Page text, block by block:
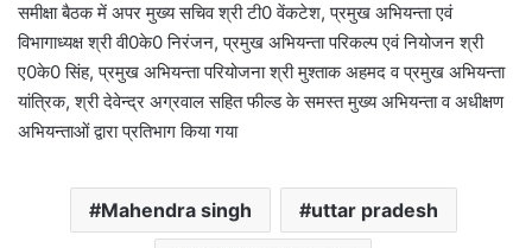
समीक्षा बैठक में अपर मुख्य सचिव श्री टी0 वेंकटेश, प्रमुख अभियन्ता एवं
विभागाध्यक्ष श्री वी0के0 निरंजन, प्रमुख अभियन्ता परिकल्प एवं नियोजन श्री
ए0के0 सिंह, प्रमुख अभियन्ता परियोजना श्री मुश्ताक अहमद व प्रमुख अभियन्ता
यांत्रिक, श्री देवेन्द्र अग्रवाल सहित फील्ड के समस्त मुख्य अभियन्ता व अधीक्षण
अभियन्ताओं द्वारा प्रतिभाग किया गया
Mahendra singh uttar pradesh